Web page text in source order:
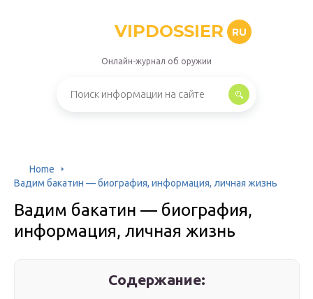
VIPDOSSIER RU
Онлайн-журнал об оружии
Home
Вадим бакатин — биография, информация, личная жизнь
Вадим бакатин — биография,
информация, личная жизнь
Содержание: